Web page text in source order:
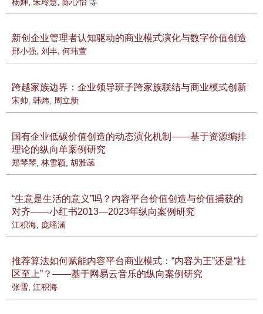
杨婵, 朱玲慧, 陈心怡 等
新创企业管理者认知驱动的商业模式演化与数字价值创造
邢小强, 刘丰, 何玮萱
跨越家族边界：企业领导班子跨家族联结与商业模式创新
宋帅, 韩炜, 周立新
国有企业低碳价值创造的动态演化机制——基于资源编排
理论的纵向单案例研究
郑琴琴, 林雪颖, 胡雅菡
“生意是生活的意义”吗？内容平台价值创造与价值捕获的
对齐——小红书2013—2023年纵向案例研究
江积海, 庞瑶涵
推荐算法如何赋能内容平台商业模式：“内容为王”还是“社
区至上”？——基于网易云音乐的纵向案例研究
张雪, 江积海